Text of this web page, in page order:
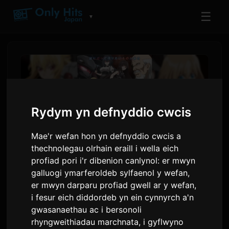
Rydym yn defnyddio cwcis
Mae'r wefan hon yn defnyddio cwcis a
thechnolegau olrhain eraill i wella eich
profiad pori i'r dibenion canlynol:er mwyn
galluogi ymarferoldeb sylfaenol y wefan,
er mwyn darparu profiad gwell ar y wefan,
i fesur eich diddordeb yn ein cynnyrch a'n
gwasanaethau ac i bersonoli
rhyngweithiadau marchnata, i gyflwyno
▼ ☰
Mae 'Trapped in a Dating Sim'
Ail yn Cychwyn ar Orffen
Gorffennaf 8 gyda